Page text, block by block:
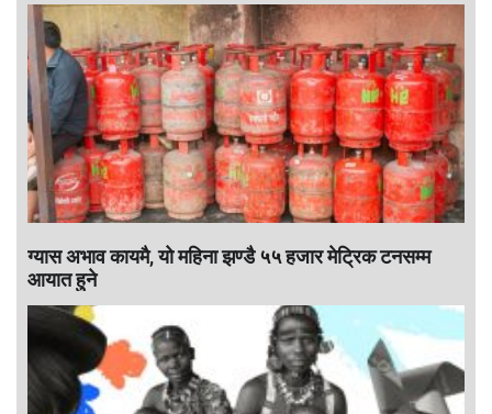
ग्यास अभाव कायमै, यो महिना झण्डै ५५ हजार मेट्रिक टनसम्म
आयात हुने